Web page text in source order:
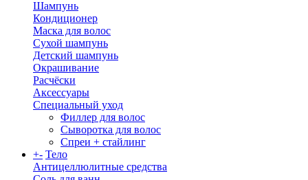
Шампунь
Кондиционер
Маска для волос
Сухой шампунь
Детский шампунь
Окрашивание
Расчёски
Аксессуары
Специальный уход
Филлер для волос
Сыворотка для волос
Спреи + стайлинг
+- Тело
Антицеллюлитные средства